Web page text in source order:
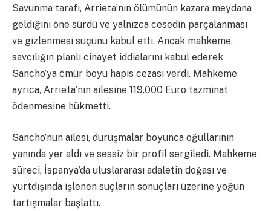
Savunma tarafı, Arrieta’nın ölümünün kazara meydana
geldiğini öne sürdü ve yalnızca cesedin parçalanması
ve gizlenmesi suçunu kabul etti. Ancak mahkeme,
savcılığın planlı cinayet iddialarını kabul ederek
Sancho’ya ömür boyu hapis cezası verdi. Mahkeme
ayrıca, Arrieta’nın ailesine 119.000 Euro tazminat
ödenmesine hükmetti.
Sancho’nun ailesi, duruşmalar boyunca oğullarının
yanında yer aldı ve sessiz bir profil sergiledi. Mahkeme
süreci, İspanya’da uluslararası adaletin doğası ve
yurtdışında işlenen suçların sonuçları üzerine yoğun
tartışmalar başlattı.